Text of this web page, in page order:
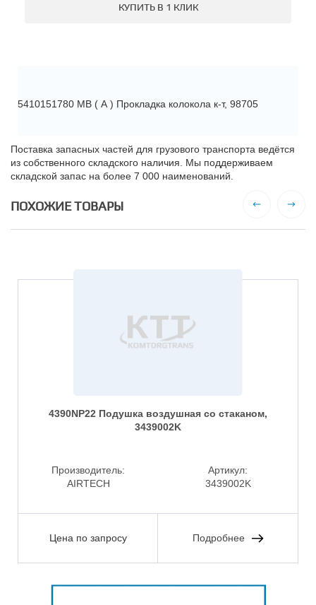
КУПИТЬ В 1 КЛИК
5410151780 МВ ( А ) Прокладка колокола к-т, 98705
Поставка запасных частей для грузового транспорта ведётся
из собственного складского наличия. Мы поддерживаем
складской запас на более 7 000 наименований.
ПОХОЖИЕ ТОВАРЫ
4390NP22 Подушка воздушная со стаканом,
3439002K
Производитель:
AIRTECH
Артикул:
3439002K
Цена по запросу Подробнее